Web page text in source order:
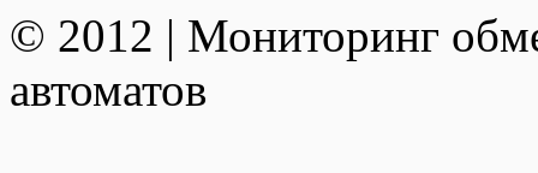
© 2012 | Мониторинг
автоматов